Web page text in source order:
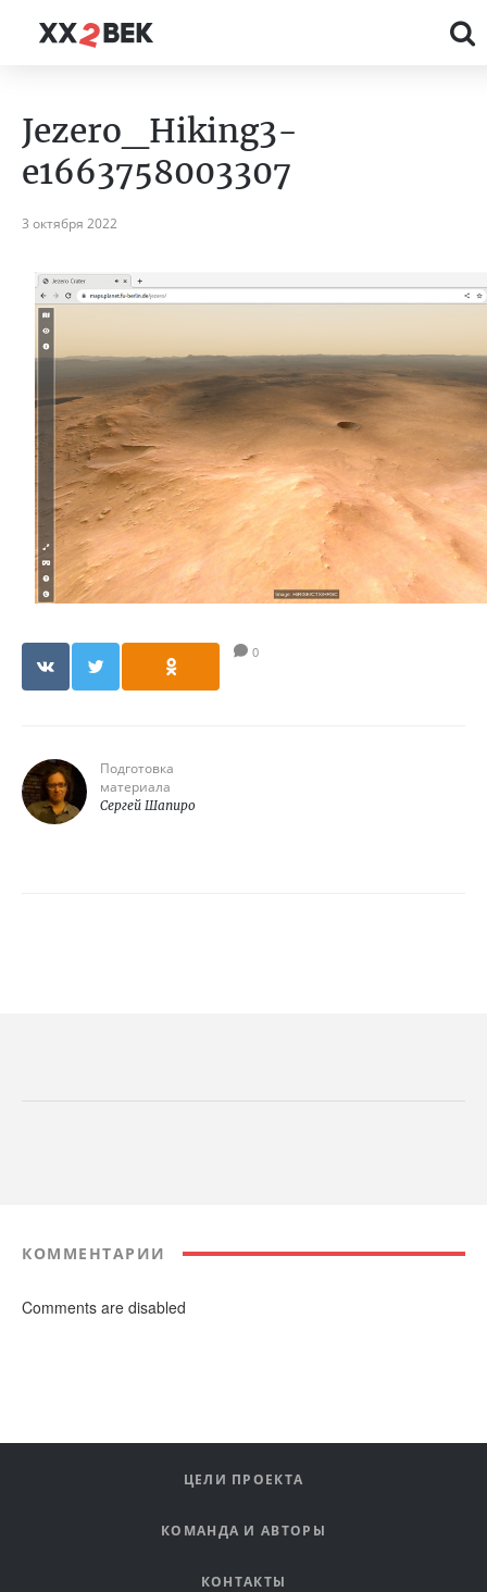
Jezero_Hiking3-
e1663758003307
3 октября 2022
0
Подготовка
материала
Сергей Шапиро
КОММЕНТАРИИ
Comments are disabled
ЦЕЛИ ПРОЕКТА
КОМАНДА И АВТОРЫ
КОНТАКТЫ